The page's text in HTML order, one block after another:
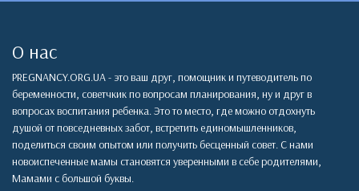
О нас
PREGNANCY.ORG.UA - это ваш друг, помощник и путеводитель по
беременности, советчкик по вопросам планирования, ну и друг в
вопросах воспитания ребенка. Это то место, где можно отдохнуть
душой от повседневных забот, встретить единомышленников,
поделиться своим опытом или получить бесценный совет. С нами
новоиспеченные мамы становятся уверенными в себе родителями,
Мамами с большой буквы.